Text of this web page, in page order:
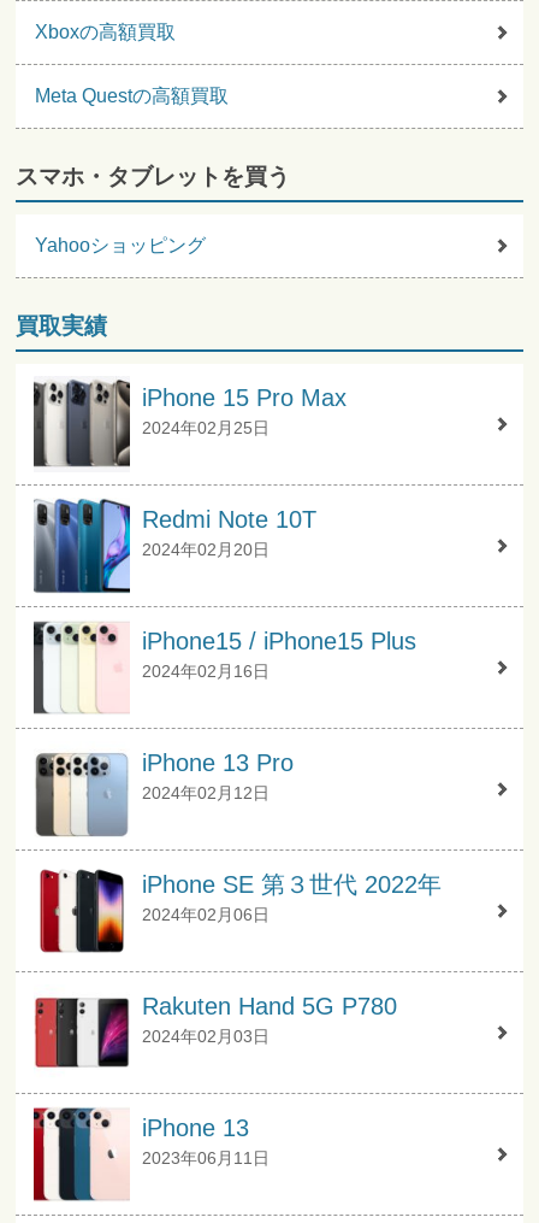
Xboxの高額買取
Meta Questの高額買取
スマホ・タブレットを買う
Yahooショッピング
買取実績
iPhone 15 Pro Max
2024年02月25日
Redmi Note 10T
2024年02月20日
iPhone15 / iPhone15 Plus
2024年02月16日
iPhone 13 Pro
2024年02月12日
iPhone SE 第３世代 2022年
2024年02月06日
Rakuten Hand 5G P780
2024年02月03日
iPhone 13
2023年06月11日